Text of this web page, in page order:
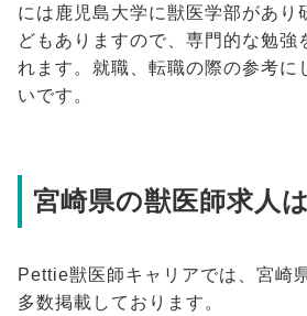
には鹿児島大学に獣医学部があり
どもありますので、専門的な勉強
れます。就職、転職の際の参考に
いです。
宮崎県の獣医師求人
Pettie獣医師キャリアでは、宮崎
多数掲載しております。